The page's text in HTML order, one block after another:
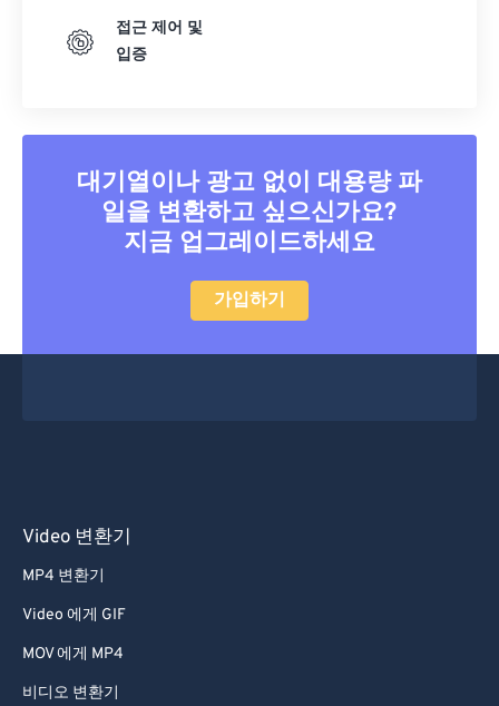
접근 제어 및
입증
대기열이나 광고 없이 대용량 파
일을 변환하고 싶으신가요?
지금 업그레이드하세요
가입하기
Video 변환기
MP4 변환기
Video 에게 GIF
MOV 에게 MP4
비디오 변환기